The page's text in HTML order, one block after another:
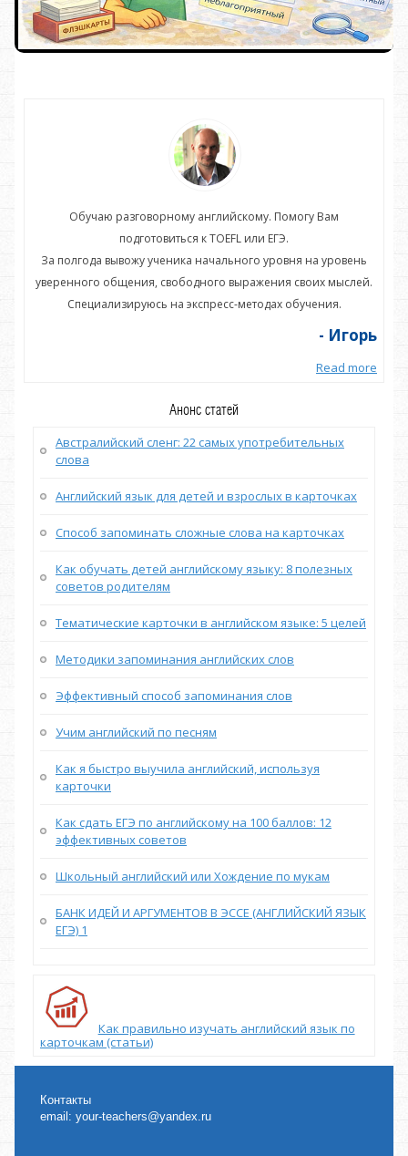
Обучаю разговорному английскому. Помогу Вам
подготовиться к TOEFL или ЕГЭ.
За полгода вывожу ученика начального уровня на уровень
уверенного общения, свободного выражения своих мыслей.
Специализируюсь на экспресс-методах обучения.
- Игорь
Read more
Анонс статей
Австралийский сленг: 22 самых употребительных
слова
Английский язык для детей и взрослых в карточках
Способ запоминать сложные слова на карточках
Как обучать детей английскому языку: 8 полезных
советов родителям
Тематические карточки в английском языке: 5 целей
Методики запоминания английских слов
Эффективный способ запоминания слов
Учим английский по песням
Как я быстро выучила английский, используя
карточки
Как сдать ЕГЭ по английскому на 100 баллов: 12
эффективных советов
Школьный английский или Хождение по мукам
БАНК ИДЕЙ И АРГУМЕНТОВ В ЭССЕ (АНГЛИЙСКИЙ ЯЗЫК
ЕГЭ) 1
Как правильно изучать английский язык по
карточкам (статьи)
Контакты
email:your-teachers@yandex.ru